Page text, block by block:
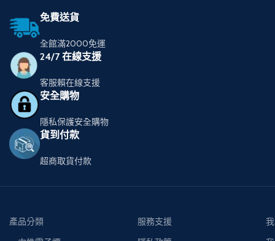
免費送貨
全館滿2000免運
24/7 在線支援
客服賴在線支援
安全購物
隱私保護安全購物
貨到付款
超商取貨付款
產品分類
服務支援